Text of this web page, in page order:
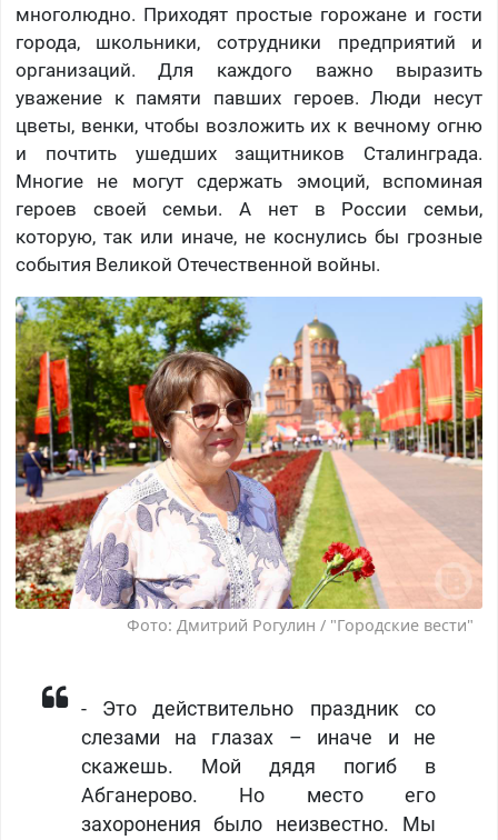
многолюдно. Приходят простые горожане и гости
города, школьники, сотрудники предприятий и
организаций. Для каждого важно выразить
уважение к памяти павших героев. Люди несут
цветы, венки, чтобы возложить их к вечному огню
и почтить ушедших защитников Сталинграда.
Многие не могут сдержать эмоций, вспоминая
героев своей семьи. А нет в России семьи,
которую, так или иначе, не коснулись бы грозные
события Великой Отечественной войны.
Фото: Дмитрий Рогулин / "Городские вести"
- Это действительно праздник со
слезами на глазах – иначе и не
скажешь. Мой дядя погиб в
Абганерово. Но место его
захоронения было неизвестно. Мы